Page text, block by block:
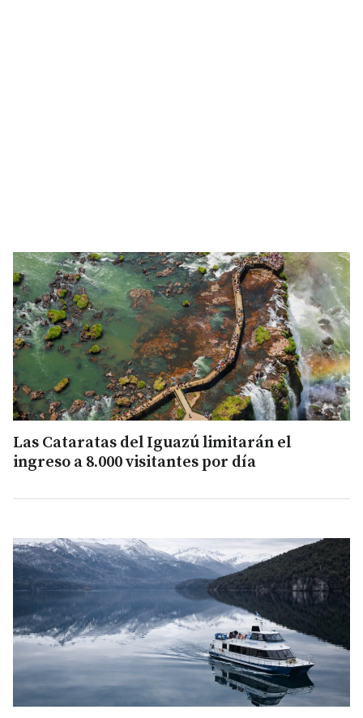
Las Cataratas del Iguazú limitarán el
ingreso a 8.000 visitantes por día